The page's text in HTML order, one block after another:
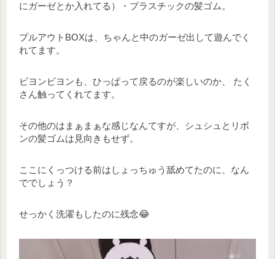
にガーゼとか入れてる）・プラスチックの髪ゴム。
プルアウトBOXは、ちゃんと中のガーゼ出して遊んでく
れてます。
ビヨンビヨンも、ひっぱって戻るのが楽しいのか、 たく
さん触ってくれてます。
その他のはまぁまぁな感じなんてすが、シュシュとリボ
ンの髪ゴムは見向きもせず。
ここにくっつける前はしょっちゅう舐めてたのに、なん
ででしょう？
せっかく洗濯もしたのに残念😂